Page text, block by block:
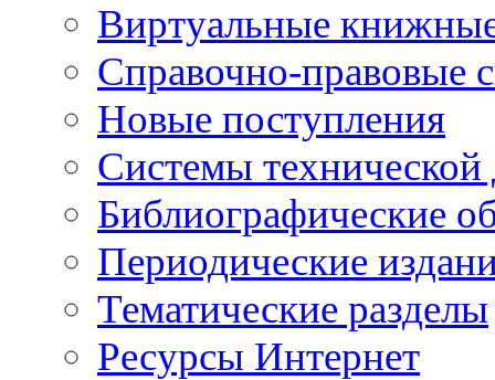
Виртуальные
Справочно-правовые
Новые поступления
Cистемы
Библиографические
Периодические
Тематические разделы
Ресурсы Интернет